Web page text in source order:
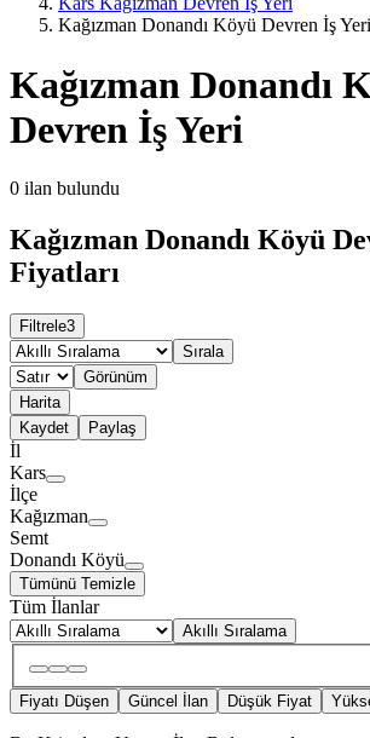
Kağızman Donandı Köyü Devren İş Yeri
Kağızman Donandı
Devren İş Yeri
0 ilan bulundu
Kağızman Donandı Köyü
Fiyatları
Filtrele3
Sırala
Görünüm
Harita
Kaydet
Paylaş
İl
Kars
İlçe
Kağızman
Semt
Donandı Köyü
Tümünü Temizle
Tüm İlanlar
Akıllı Sıralama
Fiyatı Düşen Güncel İlan Düşük Fiyat